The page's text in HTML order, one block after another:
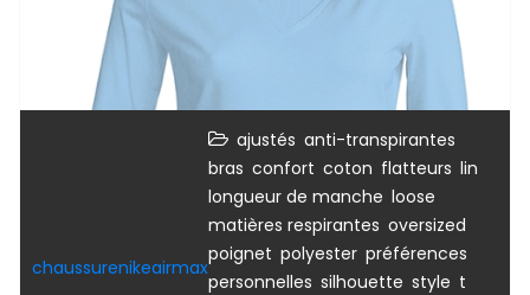
chaussurenikeairmax
ajustés anti-transpirantes
bras confort coton flatteurs lin
longueur de manche loose
matières respirantes oversized
poignet polyester préférences
personnelles silhouette style t